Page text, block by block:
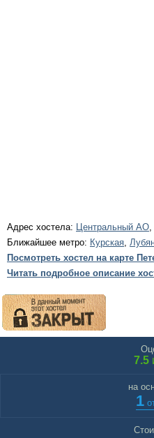
Адрес хостела: Центральный АО,
Ближайшее метро: Курская,
Посмотреть хостел на карте
Читать подробное описание
7.5
на
1